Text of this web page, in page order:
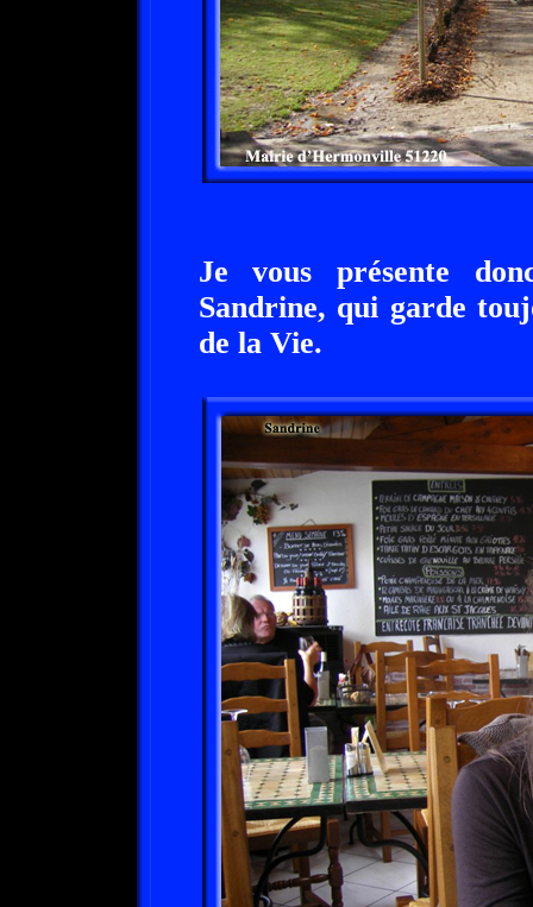
Je vous présente
Sandrine, qui garde
de la Vie.